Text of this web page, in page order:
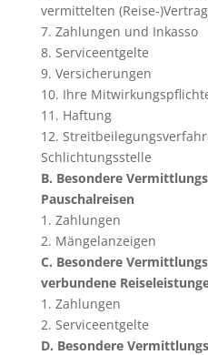
vermittelten (Reise-
7. Zahlungen und Inkasso
8. Serviceentgelte
9. Versicherungen
10. Ihre
11. Haftung
12.
Schlichtungsstelle
B. Besondere
Pauschalreisen
1. Zahlungen
2. Mängelanzeigen
C. Besondere
verbundene
1. Zahlungen
2. Serviceentgelte
D. Besondere